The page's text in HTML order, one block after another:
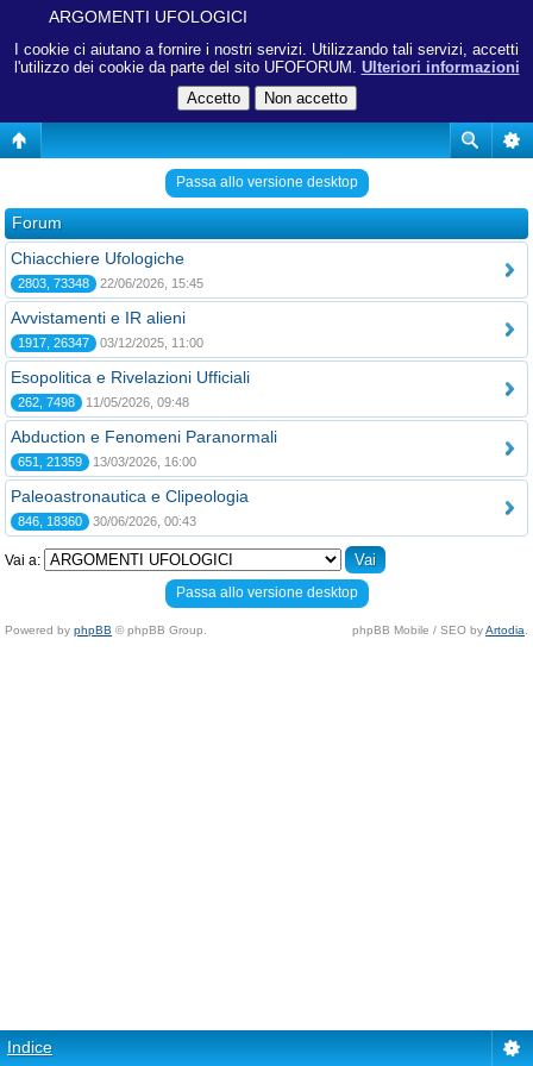
I cookie ci aiutano a fornire i nostri servizi. Utilizzando tali servizi, accetti
l'utilizzo dei cookie da parte del sito UFOFORUM. Ulteriori informazioni
ARGOMENTI UFOLOGICI
Passa allo versione desktop
Forum
Chiacchiere Ufologiche
2803, 73348 22/06/2026, 15:45
Avvistamenti e IR alieni
1917, 26347 03/12/2025, 11:00
Esopolitica e Rivelazioni Ufficiali
262, 7498 11/05/2026, 09:48
Abduction e Fenomeni Paranormali
651, 21359 13/03/2026, 16:00
Paleoastronautica e Clipeologia
846, 18360 30/06/2026, 00:43
Vai a:
Passa allo versione desktop
Powered by phpBB © phpBB Group. phpBB Mobile / SEO byArtodia
Indice